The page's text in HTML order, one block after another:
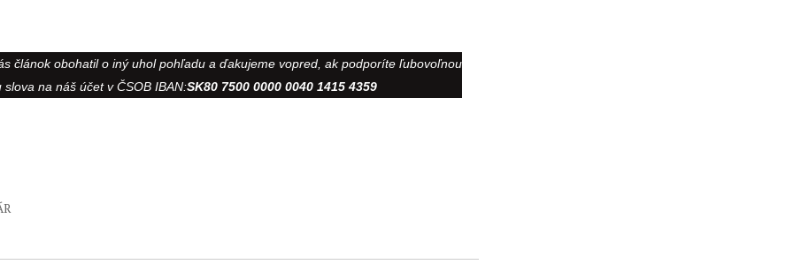
článok obohatil o iný uhol pohľadu a ďakujeme vopred, ak podporíte ľubovoľnou
slova na náš účet v ČSOB IBAN:SK80 7500 0000 0040 1415 4359